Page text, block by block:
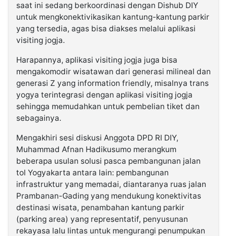
saat ini sedang berkoordinasi dengan Dishub DIY
untuk mengkonektivikasikan kantung-kantung parkir
yang tersedia, agas bisa diakses melalui aplikasi
visiting jogja.
Harapannya, aplikasi visiting jogja juga bisa
mengakomodir wisatawan dari generasi milineal dan
generasi Z yang information friendly, misalnya trans
yogya terintegrasi dengan aplikasi visiting jogja
sehingga memudahkan untuk pembelian tiket dan
sebagainya.
Mengakhiri sesi diskusi Anggota DPD RI DIY,
Muhammad Afnan Hadikusumo merangkum
beberapa usulan solusi pasca pembangunan jalan
tol Yogyakarta antara lain: pembangunan
infrastruktur yang memadai, diantaranya ruas jalan
Prambanan-Gading yang mendukung konektivitas
destinasi wisata, penambahan kantung parkir
(parking area) yang representatif, penyusunan
rekayasa lalu lintas untuk mengurangi penumpukan